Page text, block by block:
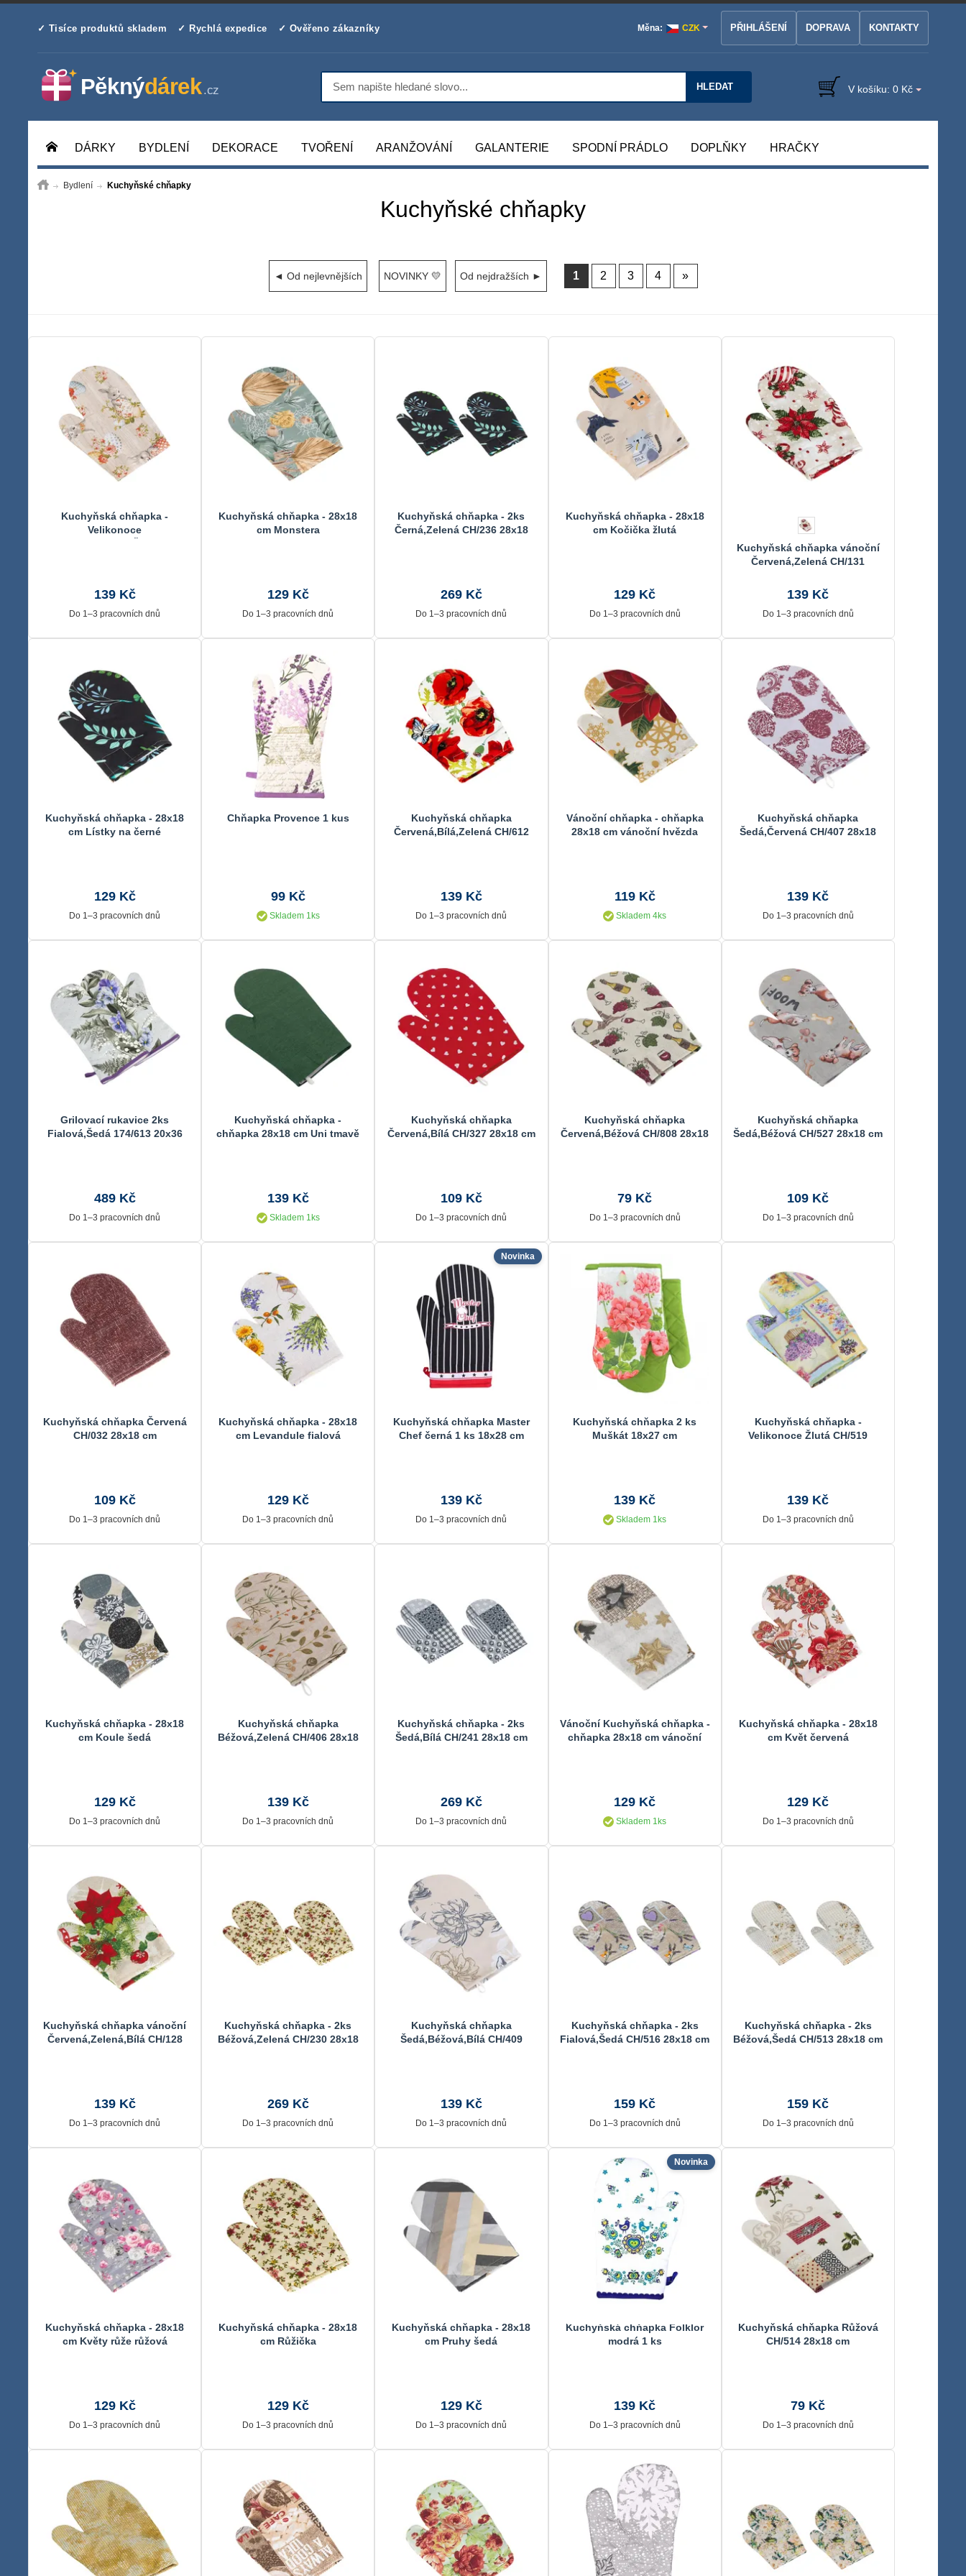
✓ Tisíce produktů skladem ✓ Rychlá expedice ✓ Ověřeno zákazníky Měna: CZK PŘIHLÁŠENÍ DOPRAVA KONTAKTY
HLEDAT V košíku: 0 Kč
DÁRKY BYDLENÍ DEKORACE TVOŘENÍ ARANŽOVÁNÍ GALANTERIE SPODNÍ PRÁDLO DOPLŇKY HRAČKY
Bydlení Kuchyňské chňapky
Kuchyňské chňapky
◄ Od nejlevnějších NOVINKY 💛 Od nejdražších ► 1 2 3 4 »
Kuchyňská chňapka -
Velikonoce
139 Kč
Do 1–3 pracovních dnů
Kuchyňská chňapka - 28x18
cm Monstera
129 Kč
Do 1–3 pracovních dnů
Kuchyňská chňapka - 2ks
Černá,Zelená CH/236 28x18
269 Kč
Do 1–3 pracovních dnů
Kuchyňská chňapka - 28x18
cm Kočička žlutá
129 Kč
Do 1–3 pracovních dnů
Kuchyňská chňapka vánoční
Červená,Zelená CH/131
139 Kč
Do 1–3 pracovních dnů
Kuchyňská chňapka - 28x18
cm Lístky na černé
129 Kč
Do 1–3 pracovních dnů
Chňapka Provence 1 kus
99 Kč
Skladem 1ks
Kuchyňská chňapka
Červená,Bílá,Zelená CH/612
139 Kč
Do 1–3 pracovních dnů
Vánoční chňapka - chňapka
28x18 cm vánoční hvězda
119 Kč
Skladem 4ks
Kuchyňská chňapka
Šedá,Červená CH/407 28x18
139 Kč
Do 1–3 pracovních dnů
Grilovací rukavice 2ks
Fialová,Šedá 174/613 20x36
489 Kč
Do 1–3 pracovních dnů
Kuchyňská chňapka -
chňapka 28x18 cm Uni tmavě
139 Kč
Skladem 1ks
Kuchyňská chňapka
Červená,Bílá CH/327 28x18 cm
109 Kč
Do 1–3 pracovních dnů
Kuchyňská chňapka
Červená,Béžová CH/808 28x18
79 Kč
Do 1–3 pracovních dnů
Kuchyňská chňapka
Šedá,Béžová CH/527 28x18 cm
109 Kč
Do 1–3 pracovních dnů
Kuchyňská chňapka Červená
CH/032 28x18 cm
109 Kč
Do 1–3 pracovních dnů
Kuchyňská chňapka - 28x18
cm Levandule fialová
129 Kč
Do 1–3 pracovních dnů
Kuchyňská chňapka Master
Chef černá 1 ks 18x28 cm
Novinka
139 Kč
Do 1–3 pracovních dnů
Kuchyňská chňapka 2 ks
Muškát 18x27 cm
139 Kč
Skladem 1ks
Kuchyňská chňapka -
Velikonoce Žlutá CH/519
139 Kč
Do 1–3 pracovních dnů
Kuchyňská chňapka - 28x18
cm Koule šedá
129 Kč
Do 1–3 pracovních dnů
Kuchyňská chňapka
Béžová,Zelená CH/406 28x18
139 Kč
Do 1–3 pracovních dnů
Kuchyňská chňapka - 2ks
Šedá,Bílá CH/241 28x18 cm
269 Kč
Do 1–3 pracovních dnů
Vánoční Kuchyňská chňapka -
chňapka 28x18 cm vánoční
129 Kč
Skladem 1ks
Kuchyňská chňapka - 28x18
cm Květ červená
129 Kč
Do 1–3 pracovních dnů
Kuchyňská chňapka vánoční
Červená,Zelená,Bílá CH/128
139 Kč
Do 1–3 pracovních dnů
Kuchyňská chňapka - 2ks
Béžová,Zelená CH/230 28x18
269 Kč
Do 1–3 pracovních dnů
Kuchyňská chňapka
Šedá,Béžová,Bílá CH/409
139 Kč
Do 1–3 pracovních dnů
Kuchyňská chňapka - 2ks
Fialová,Šedá CH/516 28x18 cm
159 Kč
Do 1–3 pracovních dnů
Kuchyňská chňapka - 2ks
Béžová,Šedá CH/513 28x18 cm
159 Kč
Do 1–3 pracovních dnů
Kuchyňská chňapka - 28x18
cm Květy růže růžová
129 Kč
Do 1–3 pracovních dnů
Kuchyňská chňapka - 28x18
cm Růžička
129 Kč
Do 1–3 pracovních dnů
Kuchyňská chňapka - 28x18
cm Pruhy šedá
129 Kč
Do 1–3 pracovních dnů
Kuchyňská chňapka Folklor
modrá 1 ks
Novinka
139 Kč
Do 1–3 pracovních dnů
Kuchyňská chňapka Růžová
CH/514 28x18 cm
79 Kč
Do 1–3 pracovních dnů